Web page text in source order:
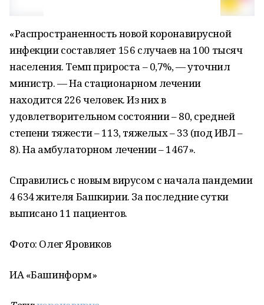
«Распространенность новой коронавирусной
инфекции составляет 156 случаев на 100 тысяч
населения. Темп прироста – 0,7%, — уточнил
министр. — На стационарном лечении
находится 226 человек. Из них в
удовлетворительном состоянии – 80, средней
степени тяжести – 113, тяжелых – 33 (под ИВЛ –
8). На амбулаторном лечении – 1467».
Справились с новым вирусом с начала пандемии
4 634 жителя Башкирии. За последние сутки
выписано 11 пациентов.
Фото: Олег Яровиков
ИА «Башинформ»